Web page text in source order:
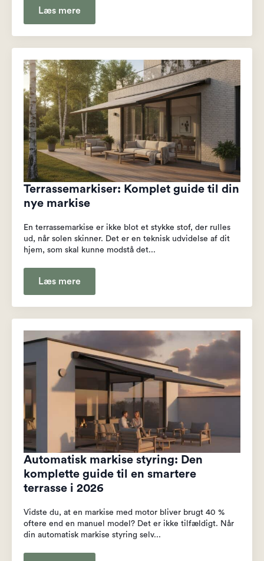
Læs mere
Terrassemarkiser: Komplet guide til din
nye markise
En terrassemarkise er ikke blot et stykke stof, der rulles
ud, når solen skinner. Det er en teknisk udvidelse af dit
hjem, som skal kunne modstå det...
Læs mere
Automatisk markise styring: Den
komplette guide til en smartere
terrasse i 2026
Vidste du, at en markise med motor bliver brugt 40 %
oftere end en manuel model? Det er ikke tilfældigt. Når
din automatisk markise styring selv...